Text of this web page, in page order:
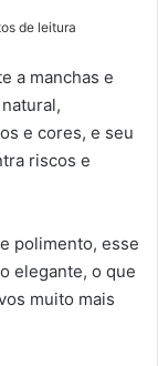
de leitura
a manchas e
e cores, e seu
riscos e
polimento, esse
elegante, o que
muito mais